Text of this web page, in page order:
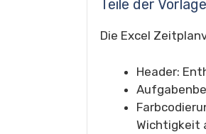
Teile der Vorlage
Die Excel
Header:
Wichtigkeit